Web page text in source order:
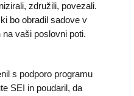
združili, povezali.
bo obradil sadove v
vaši poslovni poti.
s podporo programu
SEI in poudaril, da